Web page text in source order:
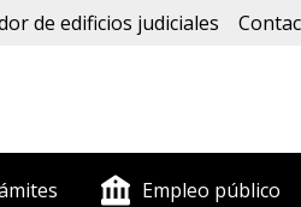
de edificios judiciales
Empleo público